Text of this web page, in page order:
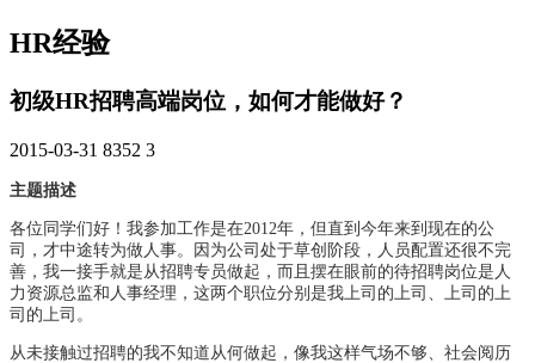
HR经验
初级HR招聘高端岗位，如何才能做好？
2015-03-31 8352 3
主题描述
各位同学们好！我参加工作是在2012年，但直到今年来到现在的公
司，才中途转为做人事。因为公司处于草创阶段，人员配置还很不完
善，我一接手就是从招聘专员做起，而且摆在眼前的待招聘岗位是人
力资源总监和人事经理，这两个职位分别是我上司的上司、上司的上
司的上司。
从未接触过招聘的我不知道从何做起，像我这样气场不够、社会阅历